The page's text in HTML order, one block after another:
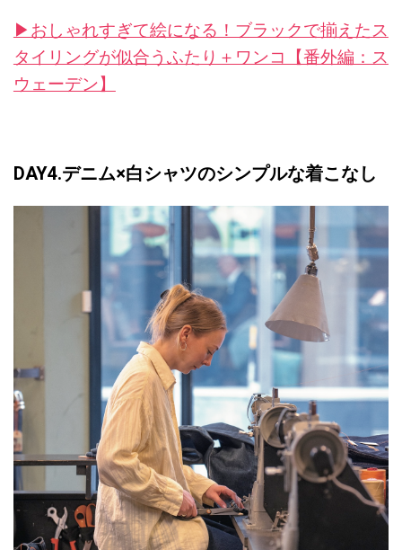
▶︎おしゃれすぎて絵になる！ブラックで揃えたス
タイリングが似合うふたり＋ワンコ【番外編：ス
ウェーデン】
DAY4.デニム×白シャツのシンプルな着こなし